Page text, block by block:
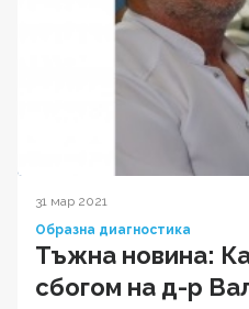
31 мар 2021
Образна диагностика
Тъжна новина:
сбогом на д-р